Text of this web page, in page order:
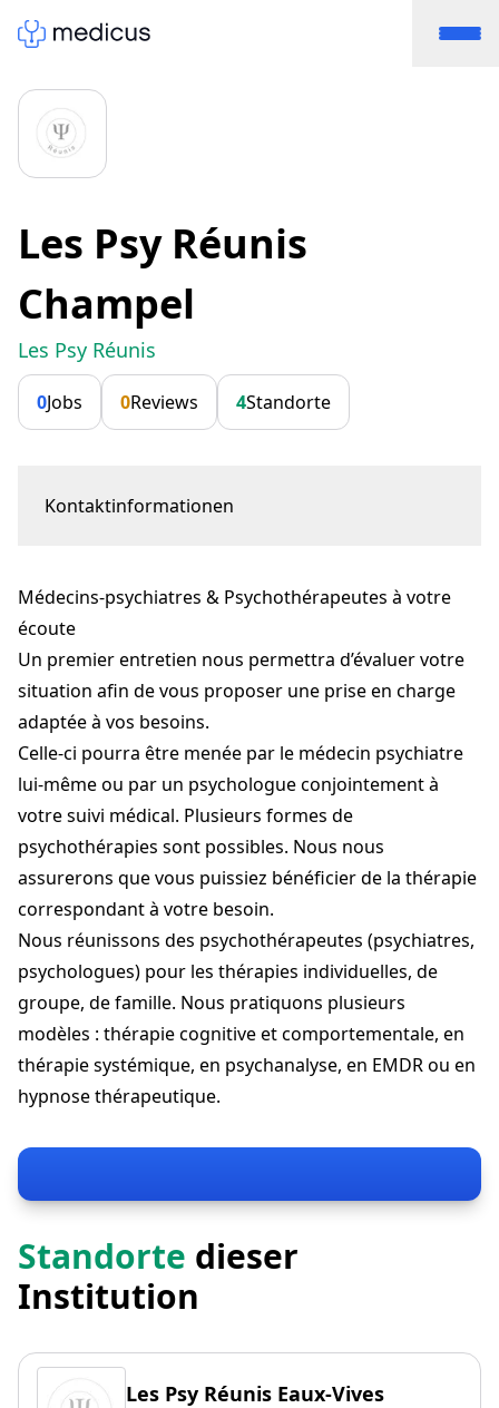
Les Psy Réunis
Champel
Les Psy Réunis
0Jobs 0Reviews 4Standorte
Kontaktinformationen
recruitment@lespsyreunis.ch
Médecins-psychiatres & Psychothérapeutes à votre
écoute
Un premier entretien nous permettra d’évaluer votre
situation afin de vous proposer une prise en charge
adaptée à vos besoins.
Celle-ci pourra être menée par le médecin psychiatre
lui-même ou par un psychologue conjointement à
votre suivi médical. Plusieurs formes de
psychothérapies sont possibles. Nous nous
assurerons que vous puissiez bénéficier de la thérapie
correspondant à votre besoin.
Nous réunissons des psychothérapeutes (psychiatres,
psychologues) pour les thérapies individuelles, de
groupe, de famille. Nous pratiquons plusieurs
modèles : thérapie cognitive et comportementale, en
thérapie systémique, en psychanalyse, en EMDR ou en
hypnose thérapeutique.
Standorte dieser
Institution
Les Psy Réunis Eaux-Vives